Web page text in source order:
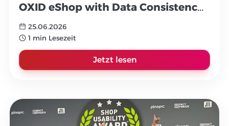
OXID eShop with Data Consistency
Tools
25.06.2026
1 min Lesezeit
Jetzt lesen